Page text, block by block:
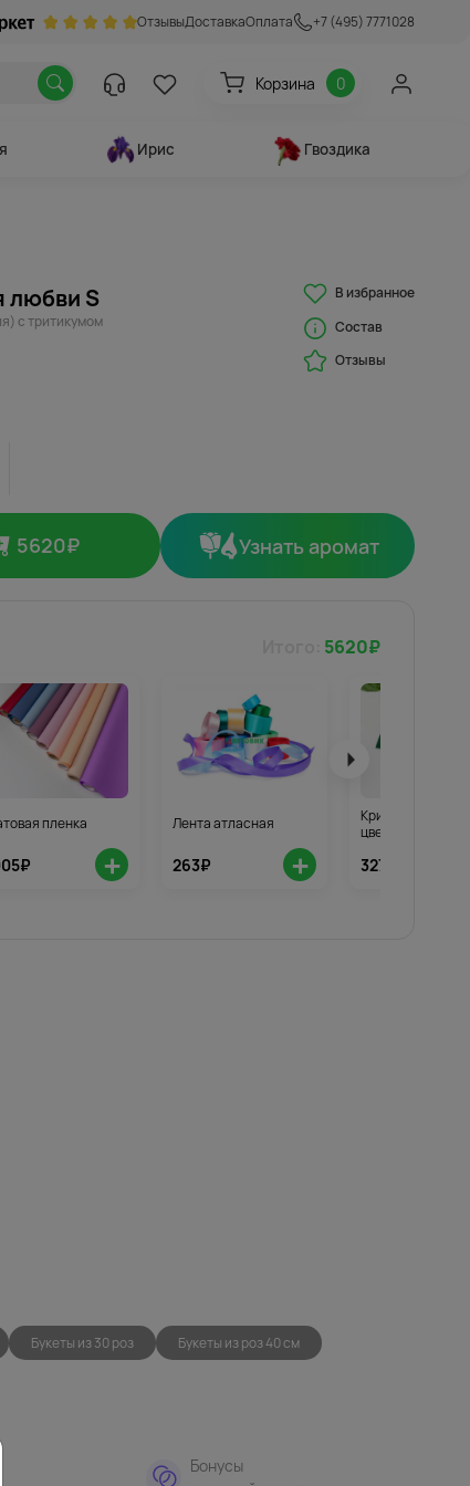
ОтзывыДоставкаОплата +7 (495) 7771028
Корзина 0
Ирис Гвоздика
любви S
с тритикумом
В избранное
Состав
Отзывы
5620₽ Узнать аромат
5620₽
пленка
+
Лента атласная
263₽ +
Кризал для
цветов 3шт.
327₽
Букеты из 30 роз
Букеты из роз 40 см
Бонусы